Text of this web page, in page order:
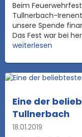
Beim
Tullnerbach-
unsere Spende
Das Fest war bei
weiterlesen
Eine der
Tullnerbach
18.01.2019